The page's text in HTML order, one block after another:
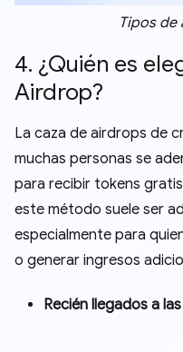
Tipos
4. ¿Quién es
Airdrop?
La caza de airdrops de
muchas personas se
para recibir tokens
este método suele ser
especialmente para
o generar ingresos
Recién llegados a